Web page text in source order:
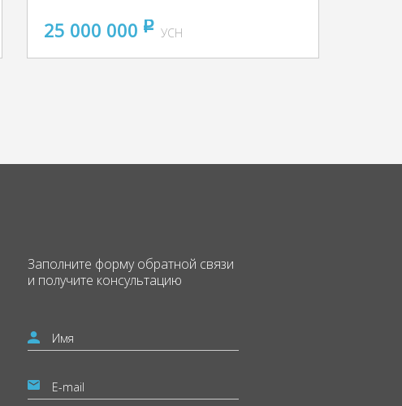
25 000 000 pуб
УСН
Заполните формуобратной связи
и получите консультацию